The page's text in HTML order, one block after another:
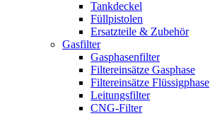
Tankdeckel
Füllpistolen
Ersatzteile & Zubehör
Gasfilter
Gasphasenfilter
Filtereinsätze Gasphase
Filtereinsätze Flüssigphase
Leitungsfilter
CNG-Filter